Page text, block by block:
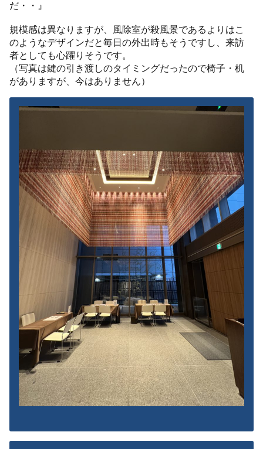
だ・・』
規模感は異なりますが、風除室が殺風景であるよりはこ
のようなデザインだと毎日の外出時もそうですし、来訪
者としても心躍りそうです。
（写真は鍵の引き渡しのタイミングだったので椅子・机
がありますが、今はありません）